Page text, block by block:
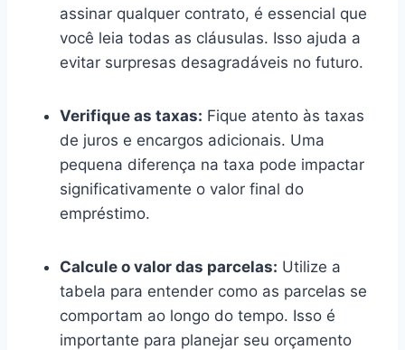
assinar qualquer contrato, é essencial que
você leia todas as cláusulas. Isso ajuda a
evitar surpresas desagradáveis no futuro.
Verifique as taxas: Fique atento às taxas
de juros e encargos adicionais. Uma
pequena diferença na taxa pode impactar
significativamente o valor final do
empréstimo.
Calcule o valor das parcelas: Utilize a
tabela para entender como as parcelas se
comportam ao longo do tempo. Isso é
importante para planejar seu orçamento